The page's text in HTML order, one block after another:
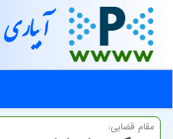
آبیاری
مقام قضایی: